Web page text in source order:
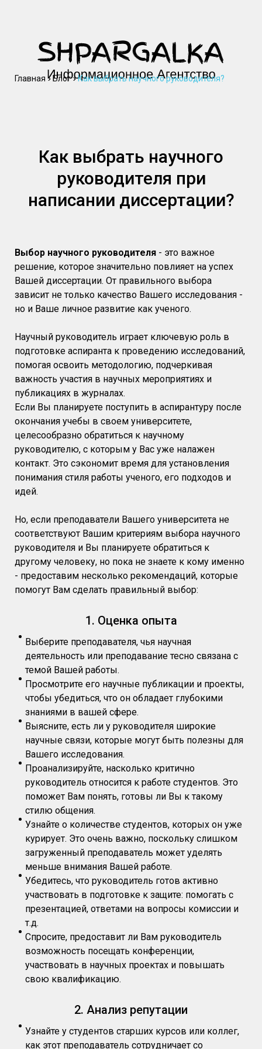
Как выбрать научного
руководителя при
написании диссертации?
Выбор научного руководителя - это важное
решение, которое значительно повлияет на успех
Вашей диссертации. От правильного выбора
зависит не только качество Вашего исследования -
но и Ваше личное развитие как ученого.
Научный руководитель играет ключевую роль в
подготовке аспиранта к проведению исследований,
помогая освоить методологию, подчеркивая
важность участия в научных мероприятиях и
публикациях в журналах.
Если Вы планируете поступить в аспирантуру после
окончания учебы в своем университете,
целесообразно обратиться к научному
руководителю, с которым у Вас уже налажен
контакт. Это сэкономит время для установления
понимания стиля работы ученого, его подходов и
идей.
Но, если преподаватели Вашего университета не
соответствуют Вашим критериям выбора научного
руководителя и Вы планируете обратиться к
другому человеку, но пока не знаете к кому именно
- предоставим несколько рекомендаций, которые
помогут Вам сделать правильный выбор:
1. Оценка опыта
Выберите преподавателя, чья научная
деятельность или преподавание тесно связана с
темой Вашей работы.
Просмотрите его научные публикации и проекты,
чтобы убедиться, что он обладает глубокими
знаниями в вашей сфере.
Выясните, есть ли у руководителя широкие
научные связи, которые могут быть полезны для
Вашего исследования.
Проанализируйте, насколько критично
руководитель относится к работе студентов. Это
поможет Вам понять, готовы ли Вы к такому
стилю общения.
Узнайте о количестве студентов, которых он уже
курирует. Это очень важно, поскольку слишком
загруженный преподаватель может уделять
меньше внимания Вашей работе.
Убедитесь, что руководитель готов активно
участвовать в подготовке к защите: помогать с
презентацией, ответами на вопросы комиссии и
т.д.
Спросите, предоставит ли Вам руководитель
возможность посещать конференции,
участвовать в научных проектах и повышать
свою квалификацию.
2. Анализ репутации
Узнайте у студентов старших курсов или коллег,
как этот преподаватель сотрудничает со
Главная Блог Как выбрать научного руководителя?